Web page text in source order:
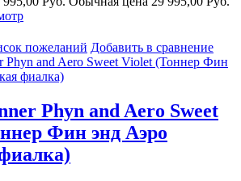
пожеланий Добавить в сравнение
Phyn and Aero Sweet
Фин энд Аэро